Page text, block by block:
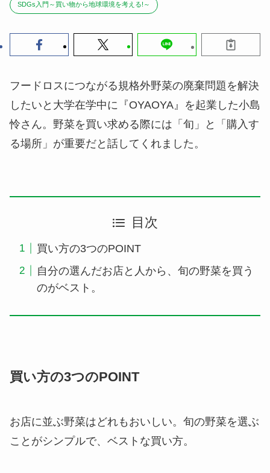
SDGs入門～買い物から地球環境を考える!～
フードロスにつながる規格外野菜の廃棄問題を解決
したいと大学在学中に『OYAOYA』を起業した小島
怜さん。野菜を買い求める際には「旬」と「購入す
る場所」が重要だと話してくれました。
目次
買い方の3つのPOINT
自分の選んだお店と人から、旬の野菜を買う
のがベスト。
買い方の3つのPOINT
お店に並ぶ野菜はどれもおいしい。旬の野菜を選ぶ
ことがシンプルで、ベストな買い方。